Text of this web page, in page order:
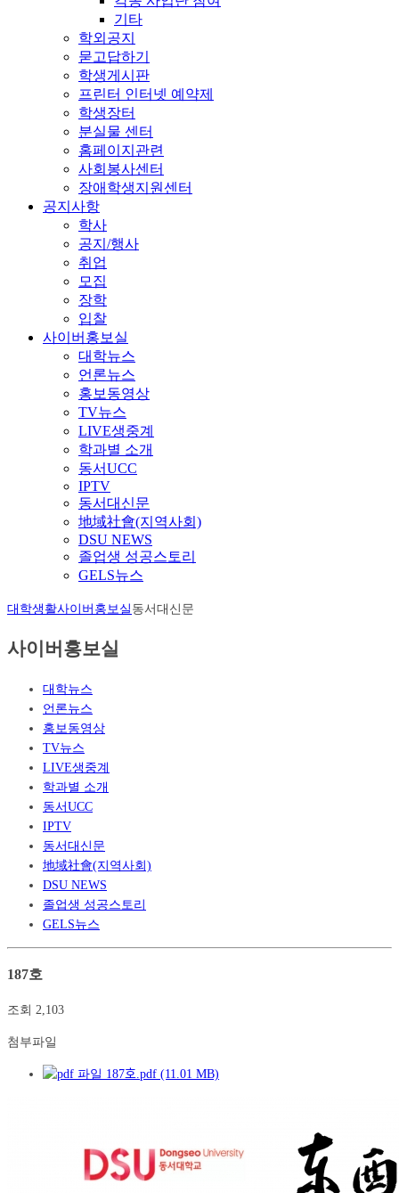
기타
학외공지
묻고답하기
학생게시판
프린터 인터넷 예약제
학생장터
분실물 센터
홈페이지관련
사회봉사센터
장애학생지원센터
공지사항
학사
공지/행사
취업
모집
장학
입찰
사이버홍보실
대학뉴스
언론뉴스
홍보동영상
TV뉴스
LIVE생중계
학과별 소개
동서UCC
IPTV
동서대신문
地域社會(지역사회)
DSU NEWS
졸업생 성공스토리
GELS뉴스
대학생활사이버홍보실 동서대신문
사이버홍보실
대학뉴스
언론뉴스
홍보동영상
TV뉴스
LIVE생중계
학과별 소개
동서UCC
IPTV
동서대신문
地域社會(지역사회)
DSU NEWS
졸업생 성공스토리
GELS뉴스
187호
조회 2,103
첨부파일
187호.pdf (11.01 MB)